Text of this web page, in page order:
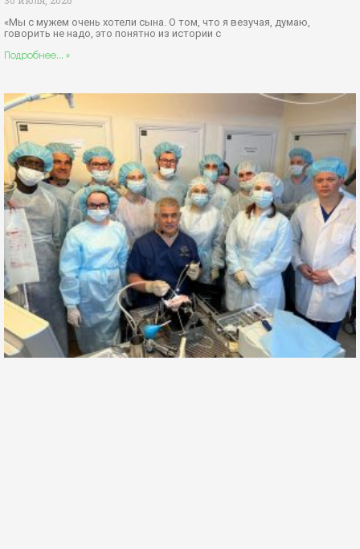
«Мы с мужем очень хотели сына. О том, что я везучая, думаю,
говорить не надо, это понятно из истории с
Подробнее... »